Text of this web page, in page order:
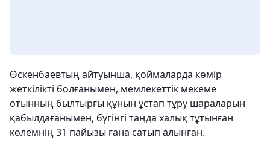
Өскенбаевтың айтуынша, қоймаларда көмір
жеткілікті болғанымен, мемлекеттік мекеме
отынның былтырғы құнын ұстап тұру шараларын
қабылдағанымен, бүгінгі таңда халық тұтынған
көлемнің 31 пайызы ғана сатып алынған.